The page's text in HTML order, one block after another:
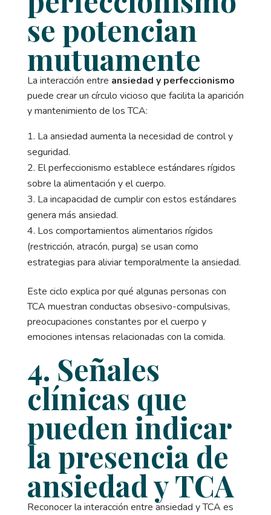
se potencian
mutuamente
La interacción entre ansiedad y perfeccionismo
puede crear un círculo vicioso que facilita la aparición
y mantenimiento de los TCA:
La ansiedad aumenta la necesidad de control y
seguridad.
El perfeccionismo establece estándares rígidos
sobre la alimentación y el cuerpo.
La incapacidad de cumplir con estos estándares
genera más ansiedad.
Los comportamientos alimentarios rígidos
(restricción, atracón, purga) se usan como
estrategias para aliviar temporalmente la ansiedad.
Este ciclo explica por qué algunas personas con
TCA muestran conductas obsesivo-compulsivas,
preocupaciones constantes por el cuerpo y
emociones intensas relacionadas con la comida.
4. Señales
clínicas que
pueden indicar
la presencia de
ansiedad y TCA
Reconocer la interacción entre ansiedad y TCA es